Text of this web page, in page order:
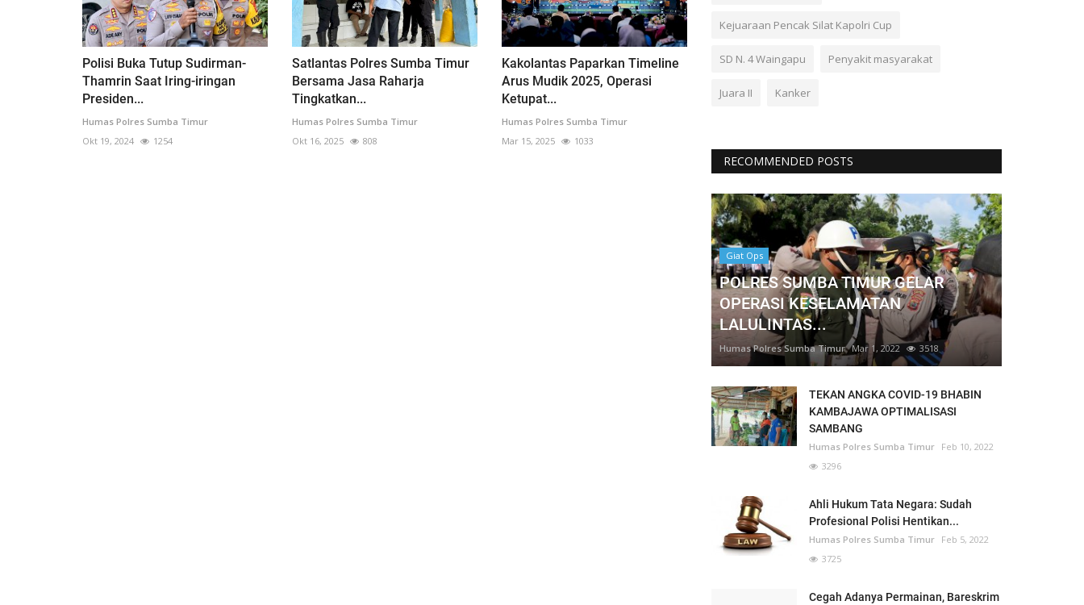
Polisi Buka Tutup Sudirman-
Thamrin Saat Iring-iringan
Presiden...
Humas Polres Sumba Timur
Okt 19, 2024
1254
Satlantas Polres Sumba Timur
Bersama Jasa Raharja
Tingkatkan...
Humas Polres Sumba Timur
Okt 16, 2025
808
Kakolantas Paparkan Timeline
Arus Mudik 2025, Operasi
Ketupat...
Humas Polres Sumba Timur
Mar 15, 2025
1033
Kejuaraan Pencak Silat Kapolri Cup
SD N. 4 Waingapu Penyakit masyarakat
Juara II Kanker
RECOMMENDED POSTS
Giat Ops
POLRES SUMBA TIMUR GELAR
OPERASI KESELAMATAN
LALULINTAS...
Humas Polres Sumba Timur Mar 1, 2022 3518
TEKAN ANGKA COVID-19 BHABIN
KAMBAJAWA OPTIMALISASI
SAMBANG
Humas Polres Sumba Timur Feb 10, 2022
3296
Ahli Hukum Tata Negara: Sudah
Profesional Polisi Hentikan...
Humas Polres Sumba Timur Feb 5, 2022
3725
Cegah Adanya Permainan, Bareskrim